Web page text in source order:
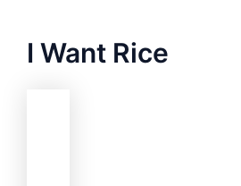
I Want Rice